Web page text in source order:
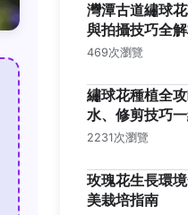
灣潭古道繡球
與拍攝技巧全
469次瀏覽
繡球花種植全
水、修剪技巧一
2231次瀏覽
玫瑰花生長環
美栽培指南